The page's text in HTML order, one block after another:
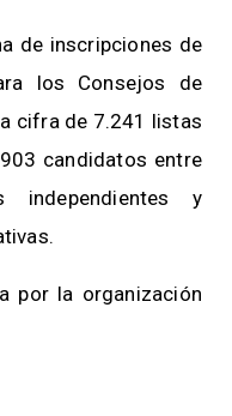
de inscripciones de
los Consejos de
cifra de 7.241 listas
candidatos entre
independientes y
por la organización